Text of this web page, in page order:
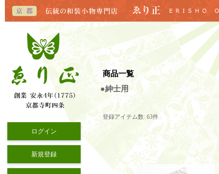
ログイン
新規登録
商品一覧
●紳士用
登録アイテム数: 63件